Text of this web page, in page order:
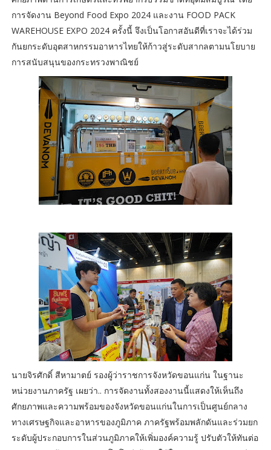
การจัดงาน Beyond Food Expo 2024 และงาน FOOD PACK
WAREHOUSE EXPO 2024 ครั้งนี้ จึงเป็นโอกาสอันดีที่เราจะได้ร่วม
กันยกระดับอุตสาหกรรมอาหารไทยให้ก้าวสู่ระดับสากลตามนโยบาย
การสนับสนุนของกระทรวงพาณิชย์
นายจิรศักดิ์ สีหามาตย์ รองผู้ว่าราชการจังหวัดขอนแก่น ในฐานะ
หน่วยงานภาครัฐ เผยว่า.. การจัดงานทั้งสองงานนี้แสดงให้เห็นถึง
ศักยภาพและความพร้อมของจังหวัดขอนแก่นในการเป็นศูนย์กลาง
ทางเศรษฐกิจและอาหารของภูมิภาค ภาครัฐพร้อมพลักดันและร่วมยก
ระดับผู้ประกอบการในส่วนภูมิภาคให้เพิ่มองค์ความรู้ ปรับตัวให้ทันต่อ